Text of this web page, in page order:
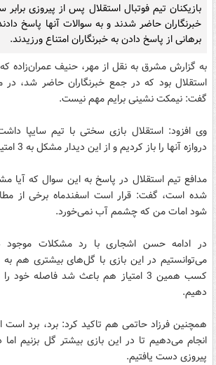
بازیکنان تیم فوتبال استقلال پس از پیروزی
خبرنگاران حاضر شدند و به سوالات آنها پاسخ
برهانی از پاسخ دادن به خبرنگاران امتناع ورزیدند.
به گزارش مشرق به نقل از مهر، حنیف عمران‌زاده
استقلال بود که در جمع خبرنگاران حاضر شد،
گفت: نیمکت نشینی برایم مهم نیست.
وی افزود: استقلال بازی سختی با تیم سایپا
دروازه آنها را باز کردیم و از این دیدار مشکل به 3 امتیاز دست یافتیم.
مدافع تیم استقلال در پاسخ به این سوال که آیا
شده است، گفت: قرار است اسفندماه برخی از
شود امات من که چشمم آب نمی‌خورد.
در ادامه حسن اشجاری با رد مشکلات موجود
می‌توانستیم در این بازی با گل‌های بیشتری هم به
کسب همین 3 امتیاز هم باعث شد فاصله
دهیم.
همچنین فرزاد حاتمی هم تاکید کرد: برد، برد است
انجام می‌دهیم تا در این بازی بیشتر گل بزنیم
پیروزی دست یافتیم.